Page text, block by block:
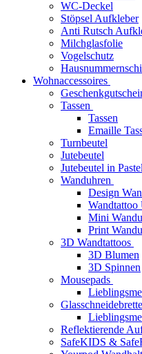
WC-Deckel
Stöpsel Aufkleber
Anti Rutsch
Milchglasfolie
Vogelschutz
Wohnaccessoires
Tassen
Tassen
Emaille
Turnbeutel
Jutebeutel
Jutebeutel in
Wanduhren
Design
Wandtattoo
Mini
Print
3D Wandtattoos
3D Blumen
3D Spinnen
Mousepads
Reflektierende
SafeKIDS &